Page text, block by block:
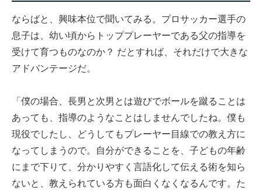
ならばと、興味本位で聞いてみる。プロサッカー選手の
息子は、幼い頃からトッププレーヤーである父の指導を
受けて育つものなのか？ だとすれば、それだけで大きな
アドバンテージだ。
「僕の場合、長男と次男とは遊びでボールを蹴ることは
あっても、指導のようなことはしませんでしたね。僕も
現役でしたし、どうしてもプレーヤー目線での教え方に
なってしまうので。自分ができることを、子どもの年齢
にまで下りて、分かりやすく言語化して伝える術を知ら
ないと、教えられている方も面白くなくなるんです。た